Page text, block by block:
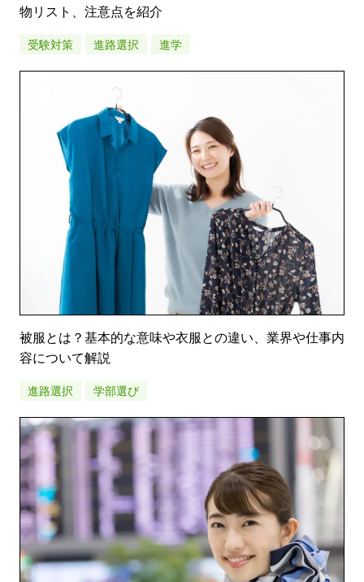
物リスト、注意点を紹介
受験対策 進路選択 進学
被服とは？基本的な意味や衣服との違い、業界や仕事内
容について解説
進路選択 学部選び